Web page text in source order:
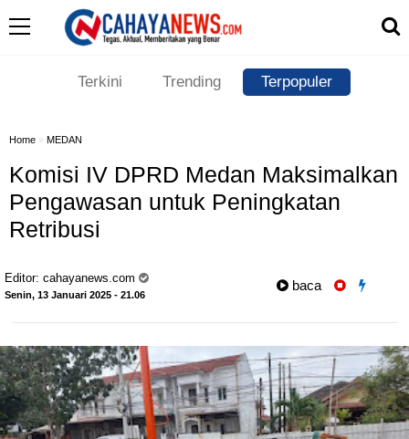
Terkini Trending Terpopuler
Home » MEDAN
Komisi IV DPRD Medan Maksimalkan
Pengawasan untuk Peningkatan
Retribusi
Editor: cahayanews.com
Senin, 13 Januari 2025 - 21.06
baca